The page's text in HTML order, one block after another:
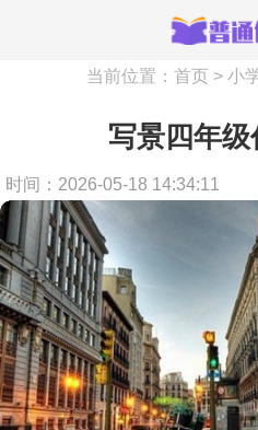
当前位置： 首页 > 小
写景四年
时间：2026-05-18 14:34:11